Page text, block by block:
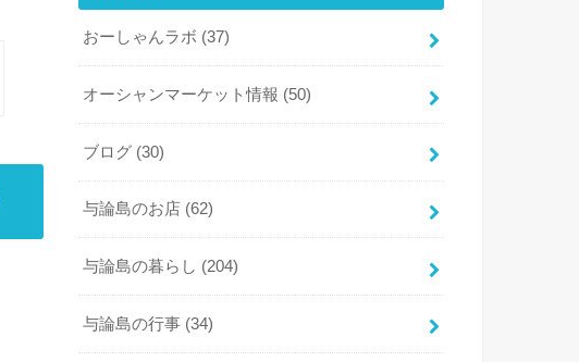
おーしゃんラボ (37)
オーシャンマーケット情報 (50)
ブログ (30)
与論島のお店 (62)
与論島の暮らし (204)
与論島の行事 (34)